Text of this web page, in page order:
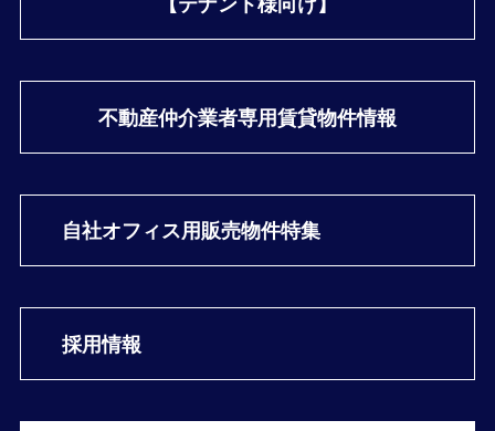
不動産仲介業者専用賃貸物件情報
自社オフィス用販売物件特集
採用情報